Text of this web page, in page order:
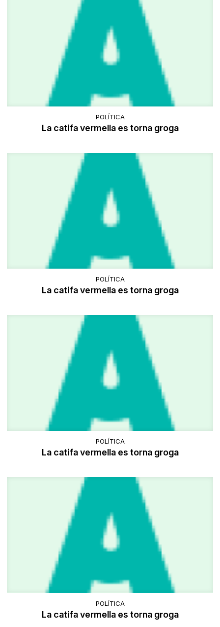
POLÍTICA
La catifa vermella es torna groga
POLÍTICA
La catifa vermella es torna groga
POLÍTICA
La catifa vermella es torna groga
POLÍTICA
La catifa vermella es torna groga